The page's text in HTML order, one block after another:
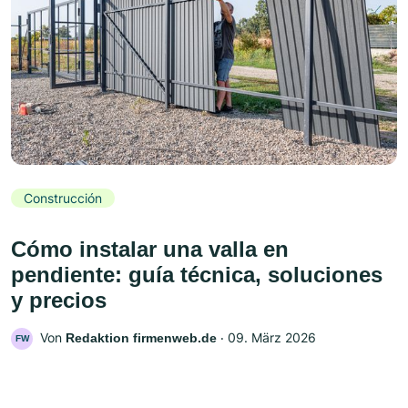
Construcción
Cómo instalar una valla en
pendiente: guía técnica, soluciones
y precios
FW Von Redaktion firmenweb.de ‧ 09. März 2026